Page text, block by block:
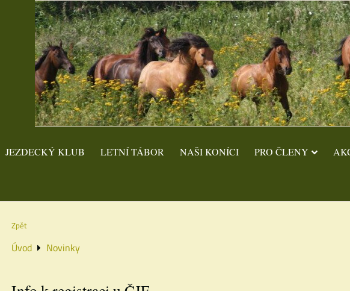
JEZDECKÝ KLUB LETNÍ TÁBOR NAŠI KONÍCI PRO ČLENY
Zpět
Úvod
Novinky